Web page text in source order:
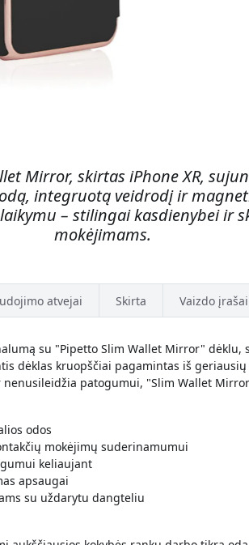
Mirror, skirtas iPhone XR,
integruotą veidrodį ir
– stilingai kasdienybei ir
mokėjimams.
atvejai Skirta Vaizdo įrašai
su "Pipetto Slim Wallet Mirror" dėklu,
dėklas kruopščiai pagamintas iš
patogumui, "Slim Wallet
odos
mokėjimų suderinamumui
keliaujant
apsaugai
su uždarytu dangteliu